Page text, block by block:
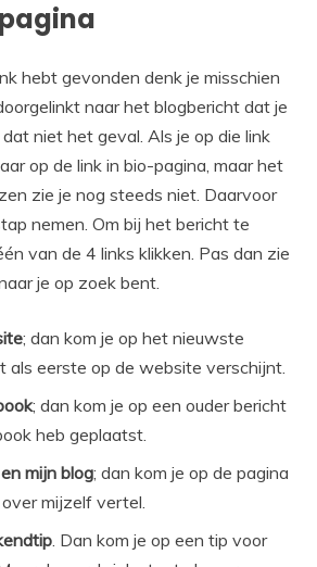
hebt gevonden denk je misschien
naar het blogbericht dat je
niet het geval. Als je op die link
op de link in bio-pagina, maar het
zie je nog steeds niet. Daarvoor
nemen. Om bij het bericht te
van de 4 links klikken. Pas dan zie
je op zoek bent.
; dan kom je op het nieuwste
als eerste op de website verschijnt.
; dan kom je op een ouder bericht
heb geplaatst.
mijn blog; dan kom je op de pagina
mijzelf vertel.
. Dan kom je op een tip voor